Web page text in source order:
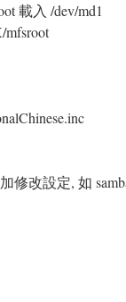
載入 /dev/md1
mfsroot
修改設定, 如